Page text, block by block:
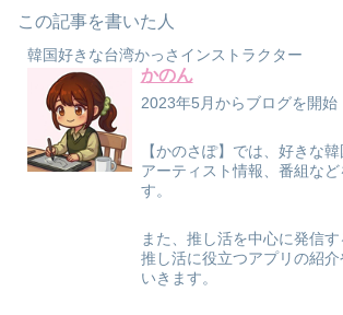
この記事を書いた人
韓国好きな台湾かっさインストラクター
かのん
2023年5月からブログを開始
【かのさぽ】では、好きな
アーティスト情報、番組な
す。
また、推し活を中心に発信す
推し活に役立つアプリの紹
いきます。